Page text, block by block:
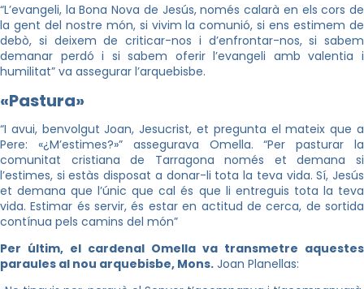
“L’evangeli, la Bona Nova de Jesús, només calarà en els cors de
la gent del nostre món, si vivim la comunió, si ens estimem de
debò, si deixem de criticar-nos i d’enfrontar-nos, si sabem
demanar perdó i si sabem oferir l’evangeli amb valentia i
humilitat” va assegurar l’arquebisbe.
«Pastura»
“I avui, benvolgut Joan, Jesucrist, et pregunta el mateix que a
Pere: «¿M’estimes?»” assegurava Omella. “Per pasturar la
comunitat cristiana de Tarragona només et demana si
l’estimes, si estàs disposat a donar-li tota la teva vida. Sí, Jesús
et demana que l’únic que cal és que li entreguis tota la teva
vida. Estimar és servir, és estar en actitud de cerca, de sortida
contínua pels camins del món”
Per últim, el cardenal Omella va transmetre aquestes
paraules al nou arquebisbe, Mons. Joan Planellas: